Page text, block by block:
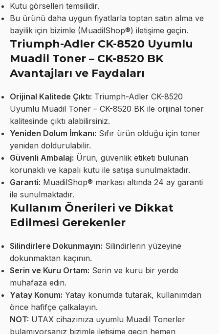
Kutu görselleri temsilidir.
Bu ürünü daha uygun fiyatlarla toptan satın alma ve
bayilik için bizimle (MuadilShop®) iletişime geçin.
Triumph-Adler CK-8520 Uyumlu
Muadil Toner – CK-8520 BK
Avantajları ve Faydaları
Orijinal Kalitede Çıktı: Triumph-Adler CK-8520
Uyumlu Muadil Toner – CK-8520 BK ile orijinal toner
kalitesinde çıktı alabilirsiniz.
Yeniden Dolum İmkanı: Sıfır ürün olduğu için toner
yeniden doldurulabilir.
Güvenli Ambalaj: Ürün, güvenlik etiketi bulunan
korunaklı ve kapalı kutu ile satışa sunulmaktadır.
Garanti: MuadilShop® markası altında 24 ay garanti
ile sunulmaktadır.
Kullanım Önerileri ve Dikkat
Edilmesi Gerekenler
Silindirlere Dokunmayın: Silindirlerin yüzeyine
dokunmaktan kaçının.
Serin ve Kuru Ortam: Serin ve kuru bir yerde
muhafaza edin.
Yatay Konum: Yatay konumda tutarak, kullanımdan
önce hafifçe çalkalayın.
NOT: UTAX cihazınıza uyumlu Muadil Tonerler
bulamıyorsanız bizimle iletişime geçin hemen